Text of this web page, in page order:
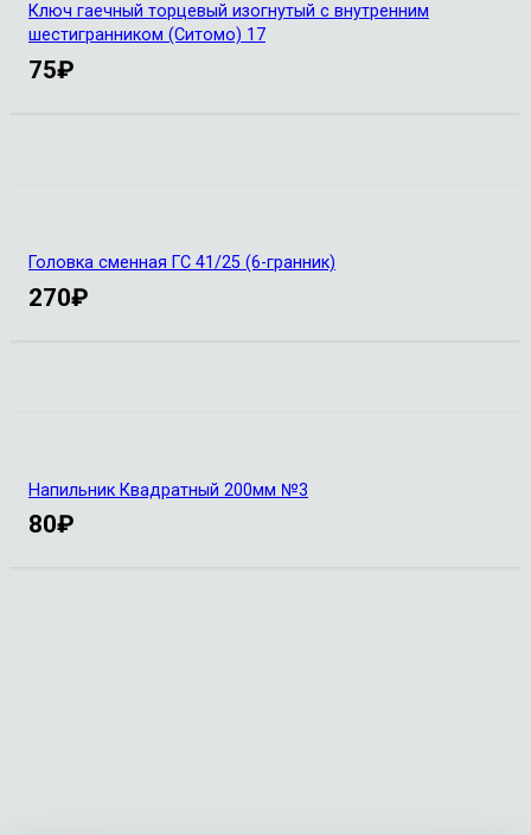
Ключ гаечный торцевый изогнутый с внутренним
шестигранником (Ситомо) 17
75₽
Головка сменная ГС 41/25 (6-гранник)
270₽
Напильник Квадратный 200мм №3
80₽